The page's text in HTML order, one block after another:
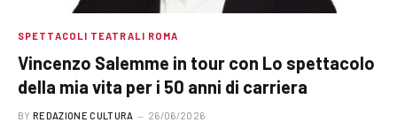
SPETTACOLI TEATRALI ROMA
Vincenzo Salemme in tour con Lo spettacolo
della mia vita per i 50 anni di carriera
BY REDAZIONE CULTURA 26/06/2026